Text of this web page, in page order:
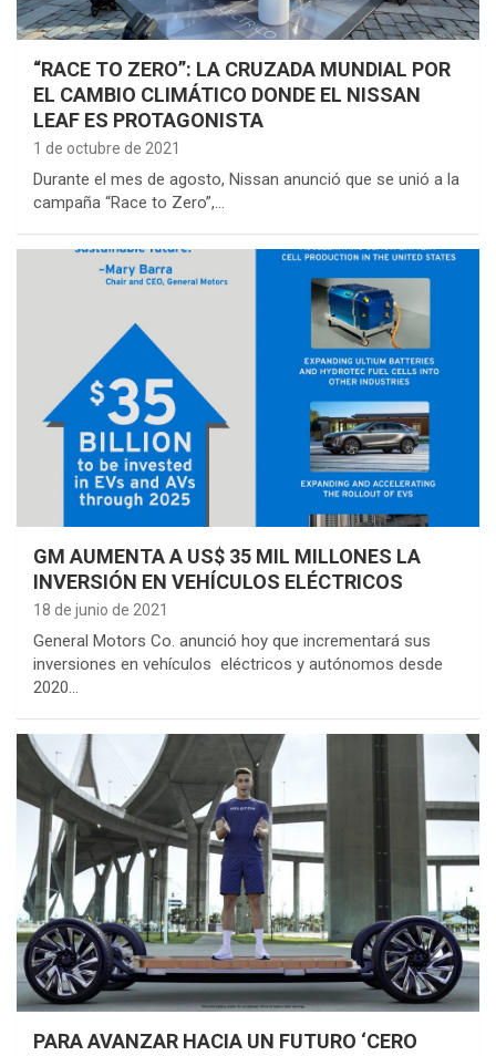
“RACE TO ZERO”: LA CRUZADA MUNDIAL POR
EL CAMBIO CLIMÁTICO DONDE EL NISSAN
LEAF ES PROTAGONISTA
1 de octubre de 2021
Durante el mes de agosto, Nissan anunció que se unió a la
campaña “Race to Zero”,…
GM AUMENTA A US$ 35 MIL MILLONES LA
INVERSIÓN EN VEHÍCULOS ELÉCTRICOS
18 de junio de 2021
General Motors Co. anunció hoy que incrementará sus
inversiones en vehículos eléctricos y autónomos desde
2020…
PARA AVANZAR HACIA UN FUTURO ‘CERO